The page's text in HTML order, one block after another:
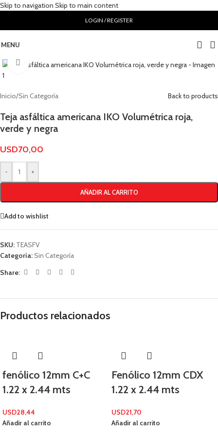
Skip to navigation Skip to main content
LOGIN / REGISTER
MENU
Click to enlarge
Inicio/Sin Categoría Back to products
Teja asfáltica americana IKO Volumétrica roja,
verde y negra
USD70,00
- +
AÑADIR AL CARRITO
Add to wishlist
SKU: TEASFV
Categoría:Sin Categoría
Share:
Productos relacionados
fenólico 12mm C+C
1.22 x 2.44 mts
USD28,44
Añadir al carrito
Fenólico 12mm CDX
1.22 x 2.44 mts
USD21,70
Añadir al carrito